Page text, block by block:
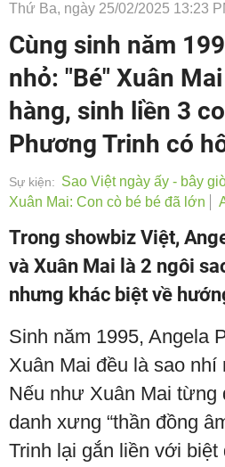
Thứ Ba, ngày 25/02/2025 13:23
Cùng sinh năm
nhỏ: "Bé" Xuân
hàng, sinh liền 3
Phương Trinh có
Sự kiện: Sao Việt ngày ấy - bây
Xuân Mai: Con cò bé bé đã lớn
Trong showbiz Việt,
và Xuân Mai là 2 ngôi
nhưng khác biệt về
Sinh năm 1995, Angela
Xuân Mai đều là sao nhí
Nếu như Xuân Mai từng
danh xưng “thần đồng
Trinh lại gắn liền với biệt